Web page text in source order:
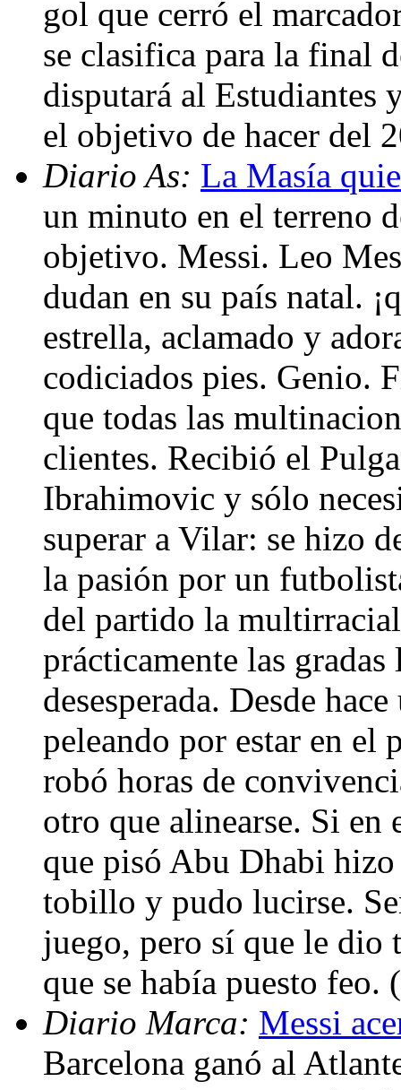
gol que cerró el
se clasifica para la final
disputará al Estudiantes
el objetivo de hacer del
Diario As: La Masía
un minuto en el terreno
objetivo. Messi. Leo
dudan en su país natal.
estrella, aclamado y
codiciados pies. Genio.
que todas las
clientes. Recibió el
Ibrahimovic y sólo
superar a Vilar: se hizo
la pasión por un
del partido la
prácticamente las
desesperada. Desde
peleando por estar en el
robó horas de
otro que alinearse. Si en
que pisó Abu Dhabi
tobillo y pudo lucirse.
juego, pero sí que le dio
que se había puesto
Diario Marca: Messi
Barcelona ganó al